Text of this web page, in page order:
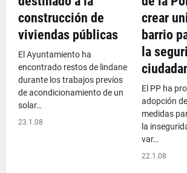
construcción de
viviendas públicas
El Ayuntamiento ha
encontrado restos de lindane
durante los trabajos previos
de acondicionamiento de un
solar…
23.1.08
crear
barrio
la
El PP ha
adopción
medidas
la
var…
22.1.08